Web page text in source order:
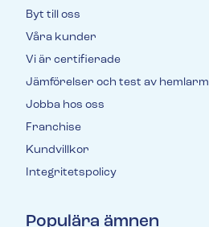
Byt till oss
Våra kunder
Vi är certifierade
Jämförelser och test av hemlarm
Jobba hos oss
Franchise
Kundvillkor
Integritetspolicy
Populära ämnen